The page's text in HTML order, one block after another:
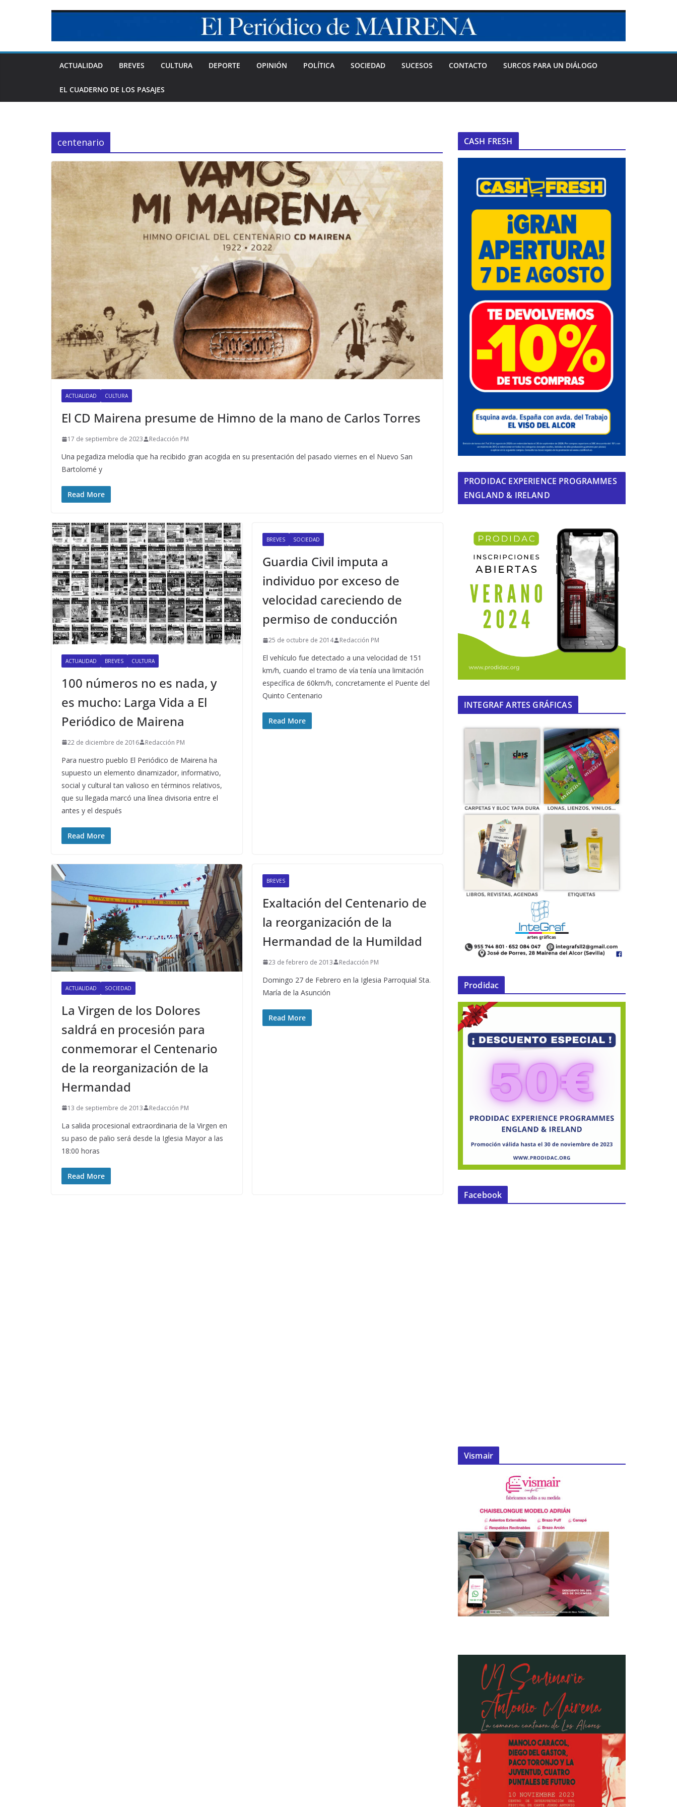
ACTUALIDAD BREVES CULTURA DEPORTE OPINIÓN POLÍTICA SOCIEDAD SUCESOS CONTACTO SURCOS PARA UN DIÁLOGO
EL CUADERNO DE LOS PASAJES
centenario
ACTUALIDAD CULTURA
El CD Mairena presume de Himno de la mano de Carlos Torres
17 de septiembre de 2023 Redacción PM
Una pegadiza melodía que ha recibido gran acogida en su presentación del pasado viernes en el Nuevo San
Bartolomé y
Read More
ACTUALIDAD BREVES CULTURA
100 números no es nada, y
es mucho: Larga Vida a El
Periódico de Mairena
22 de diciembre de 2016 Redacción PM
Para nuestro pueblo El Periódico de Mairena ha
supuesto un elemento dinamizador, informativo,
social y cultural tan valioso en términos relativos,
que su llegada marcó una línea divisoria entre el
antes y el después
Read More
BREVES SOCIEDAD
Guardia Civil imputa a
individuo por exceso de
velocidad careciendo de
permiso de conducción
25 de octubre de 2014 Redacción PM
El vehículo fue detectado a una velocidad de 151
km/h, cuando el tramo de vía tenía una limitación
específica de 60km/h, concretamente el Puente del
Quinto Centenario
Read More
ACTUALIDAD SOCIEDAD
La Virgen de los Dolores
saldrá en procesión para
conmemorar el Centenario
de la reorganización de la
Hermandad
13 de septiembre de 2013 Redacción PM
La salida procesional extraordinaria de la Virgen en
su paso de palio será desde la Iglesia Mayor a las
18:00 horas
Read More
BREVES
Exaltación del Centenario de
la reorganización de la
Hermandad de la Humildad
23 de febrero de 2013 Redacción PM
Domingo 27 de Febrero en la Iglesia Parroquial Sta.
María de la Asunción
Read More
CASH FRESH
PRODIDAC EXPERIENCE PROGRAMMES
ENGLAND & IRELAND
INTEGRAF ARTES GRÁFICAS
Prodidac
Facebook
Vismair